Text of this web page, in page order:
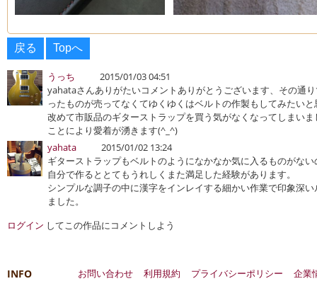
戻る Topへ
うっち
2015/01/03 04:51
yahataさんありがたいコメントありがとうございます、その通
ったものが売ってなくてゆくゆくはベルトの作製もしてみたい
改めて市販品のギターストラップを買う気がなくなってしまい
ことにより愛着が湧きます(^_^)
yahata
2015/01/02 13:24
ギターストラップもベルトのようになかなか気に入るものがない
自分で作るととてもうれしくまた満足した経験があります。
シンプルな調子の中に漢字をインレイする細かい作業で印象深
ました。
ログイン してこの作品にコメントしよう
INFO お問い合わせ 利用規約 プライバシーポリシー 企業